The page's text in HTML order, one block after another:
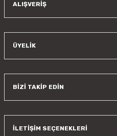
ALIŞVERİŞ
ÜYELİK
BİZİ TAKİP EDİN
İLETİŞİM SEÇENEKLERİ